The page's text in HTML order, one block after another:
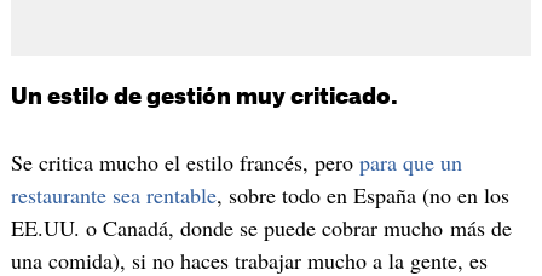
Un estilo de gestión muy criticado.
Se critica mucho el estilo francés, pero para que un
restaurante sea rentable, sobre todo en España (no en los
EE.UU. o Canadá, donde se puede cobrar mucho más de
una comida), si no haces trabajar mucho a la gente, es